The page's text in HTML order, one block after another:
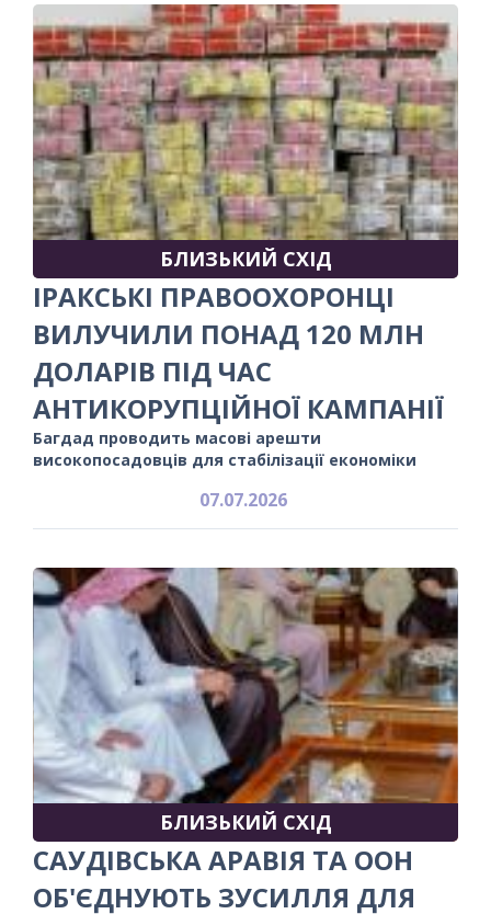
БЛИЗЬКИЙ СХІД
ІРАКСЬКІ ПРАВООХОРОНЦІ
ВИЛУЧИЛИ ПОНАД 120 МЛН
ДОЛАРІВ ПІД ЧАС
АНТИКОРУПЦІЙНОЇ КАМПАНІЇ
Багдад проводить масові арешти
високопосадовців для стабілізації економіки
07.07.2026
БЛИЗЬКИЙ СХІД
САУДІВСЬКА АРАВІЯ ТА ООН
ОБ'ЄДНУЮТЬ ЗУСИЛЛЯ ДЛЯ